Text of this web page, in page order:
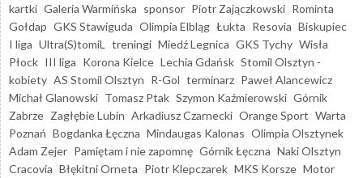
kartki Galeria Warmińska sponsor Piotr Zajączkowski Rominta
Gołdap GKS Stawiguda Olimpia Elbląg Łukta Resovia Biskupiec
I liga Ultra(S)tomiL treningi Miedź Legnica GKS Tychy Wisła
Płock III liga Korona Kielce Lechia Gdańsk Stomil Olsztyn -
kobiety AS Stomil Olsztyn R-Gol terminarz Paweł Alancewicz
Michał Glanowski Tomasz Ptak Szymon Kaźmierowski Górnik
Zabrze Zagłębie Lubin Arkadiusz Czarnecki Orange Sport Warta
Poznań Bogdanka Łęczna Mindaugas Kalonas Olimpia Olsztynek
Adam Zejer Pamiętam i nie zapomnę Górnik Łęczna Naki Olsztyn
Cracovia Błękitni Orneta Piotr Klepczarek MKS Korsze Motor